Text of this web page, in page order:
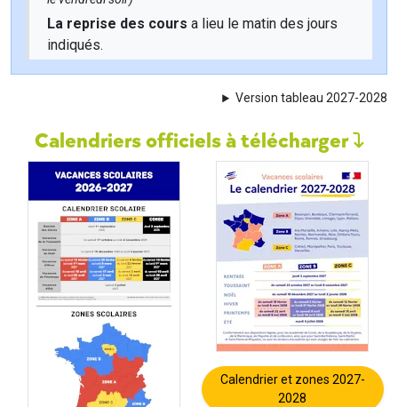
La reprise des cours a lieu le matin des jours
indiqués.
Version tableau 2027-2028
Calendriers officiels à télécharger
Calendrier et zones 2027-
2028